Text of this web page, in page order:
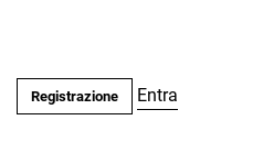
Registrazione Entra